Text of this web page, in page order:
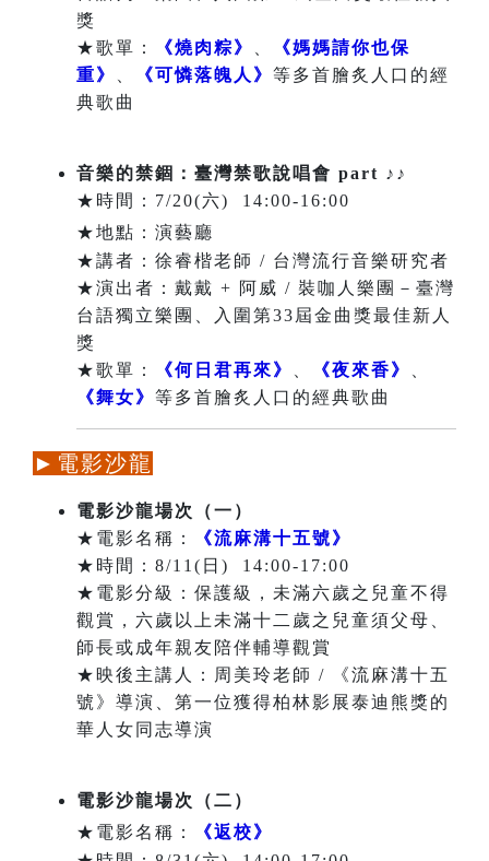
獎
★歌單：
《燒肉粽》
《媽媽請你也保
重》
《可憐落魄人》 等多首膾炙人口的經
典歌曲
音樂的禁錮：臺灣禁歌說唱會 part ♪♪
★時間：7/20(六) 14:00-16:00
★地點：演藝廳
★講者：徐睿楷老師 / 台灣流行音樂研究者
★演出者：戴戴 + 阿威 / 裝咖人樂團－臺灣
台語獨立樂團、入圍第33屆金曲獎最佳新人
獎
★歌單：
《何日君再來》 《夜來香》
《舞女》 等多首膾炙人口的經典歌曲
►電影沙龍
電影沙龍場次（一）
★電影名稱：
《流麻溝十五號》
★時間：8/11(日) 14:00-17:00
★電影分級：保護級，未滿六歲之兒童不得
觀賞，六歲以上未滿十二歲之兒童須父母、
師長或成年親友陪伴輔導觀賞
★映後主講人：周美玲老師 / 《流麻溝十五
號》導演、第一位獲得柏林影展泰迪熊獎的
華人女同志導演
電影沙龍場次（二）
★電影名稱：
《返校》